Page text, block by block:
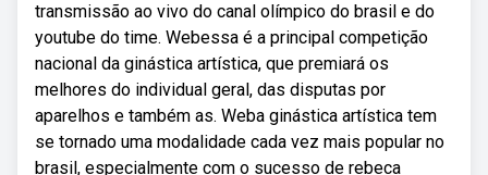
transmissão ao vivo do canal olímpico do brasil e do
youtube do time. Webessa é a principal competição
nacional da ginástica artística, que premiará os
melhores do individual geral, das disputas por
aparelhos e também as. Weba ginástica artística tem
se tornado uma modalidade cada vez mais popular no
brasil, especialmente com o sucesso de rebeca